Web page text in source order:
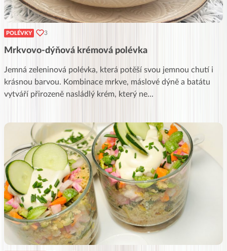
POLÉVKY 3
Mrkvovo-dýňová krémová polévka
Jemná zeleninová polévka, která potěší svou jemnou chutí i
krásnou barvou. Kombinace mrkve, máslové dýně a batátu
vytváří přirozeně nasládlý krém, který ne...